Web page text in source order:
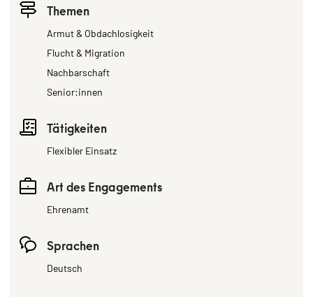
Themen
Armut & Obdachlosigkeit
Flucht & Migration
Nachbarschaft
Senior:innen
Tätigkeiten
Flexibler Einsatz
Art des Engagements
Ehrenamt
Sprachen
Deutsch